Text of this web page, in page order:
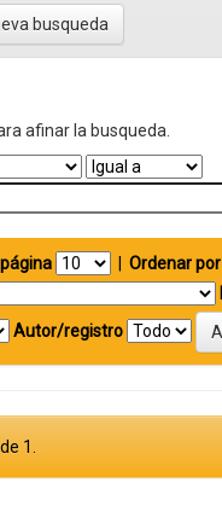
busqueda
afinar la busqueda.
Ordenar por
Autor/registro
1.